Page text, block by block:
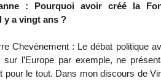
: Pourquoi avoir créé la
y a vingt ans ?
Chevènement : Le débat politique
l’Europe par exemple, ne
pour le tout. Dans mon discours de